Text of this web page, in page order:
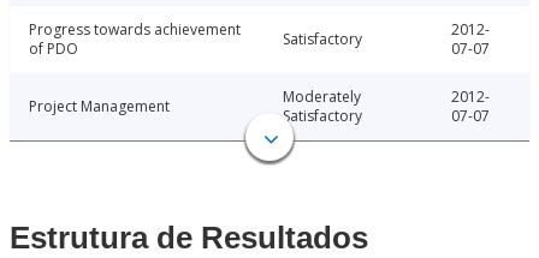
Progress towards achievement
of PDO
Satisfactory
2012-
07-07
Project Management
Moderately
Satisfactory
2012-
07-07
Estrutura de Resultados